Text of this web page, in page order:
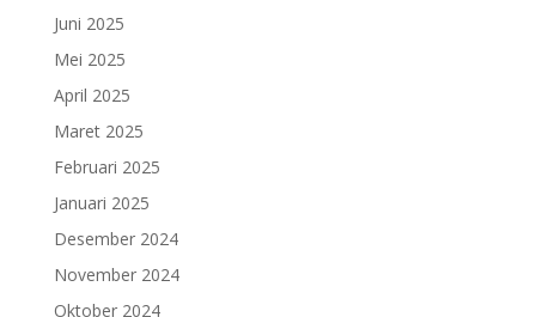
Juni 2025
Mei 2025
April 2025
Maret 2025
Februari 2025
Januari 2025
Desember 2024
November 2024
Oktober 2024